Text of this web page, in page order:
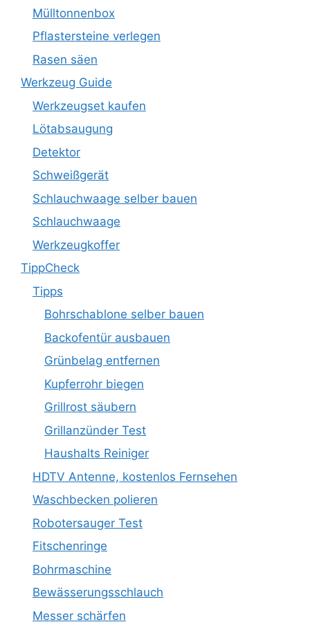
Mülltonnenbox
Pflastersteine verlegen
Rasen säen
Werkzeug Guide
Werkzeugset kaufen
Lötabsaugung
Detektor
Schweißgerät
Schlauchwaage selber bauen
Schlauchwaage
Werkzeugkoffer
TippCheck
Tipps
Bohrschablone selber bauen
Backofentür ausbauen
Grünbelag entfernen
Kupferrohr biegen
Grillrost säubern
Grillanzünder Test
Haushalts Reiniger
HDTV Antenne, kostenlos Fernsehen
Waschbecken polieren
Robotersauger Test
Fitschenringe
Bohrmaschine
Bewässerungsschlauch
Messer schärfen